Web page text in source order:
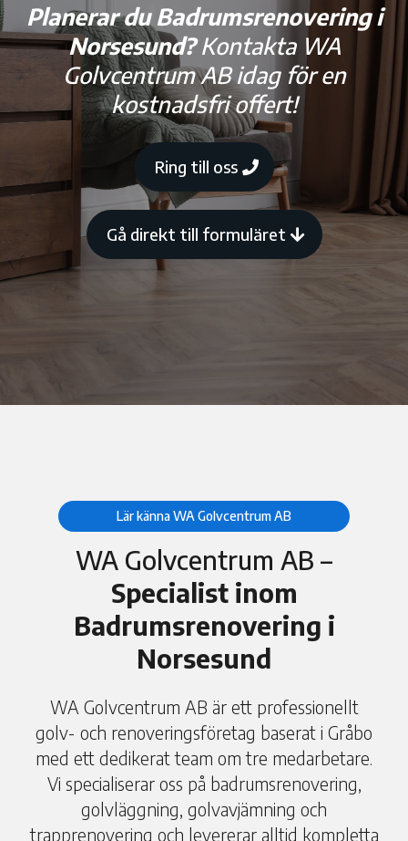
Planerar du Badrumsrenovering i
Norsesund?Kontakta WA
Golvcentrum AB idag för en
kostnadsfri offert!
Ring till oss
Gå direkt till formuläret
Lär känna WA Golvcentrum AB
WA Golvcentrum AB –
Specialist inom
Badrumsrenovering i
Norsesund
WA Golvcentrum AB är ett professionellt
golv- och renoveringsföretag baserat i Gråbo
med ett dedikerat team om tre medarbetare.
Vi specialiserar oss på badrumsrenovering,
golvläggning, golvavjämning och
trapprenovering och levererar alltid kompletta